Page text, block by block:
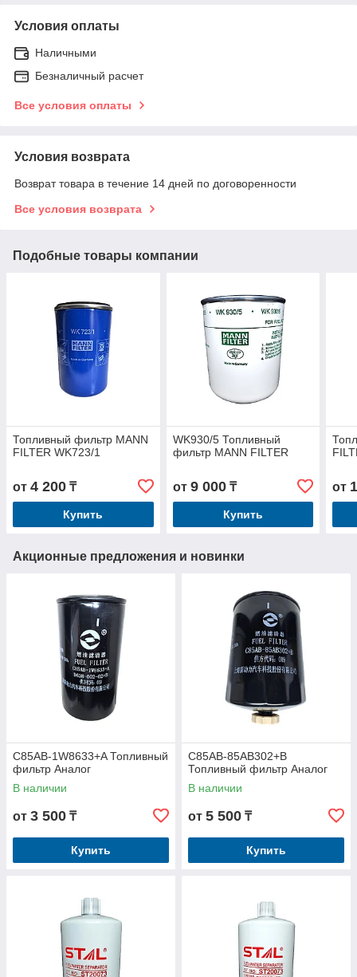
Условия оплаты
Наличными
Безналичный расчет
Все условия оплаты
Условия возврата
Возврат товара в течение 14 дней по договоренности
Все условия возврата
Подобные товары компании
Топливный фильтр MANN
FILTER WK723/1
от 4 200 ₸
Купить
WK930/5 Топливный
фильтр MANN FILTER
от 9 000₸
Купить
от
Акционные предложения и новинки
C85AB-1W8633+A Топливный
фильтр Аналог
В наличии
от 3 500 ₸
Купить
C85AB-85AB302+B
Топливный фильтр Аналог
В наличии
от 5 500 ₸
Купить